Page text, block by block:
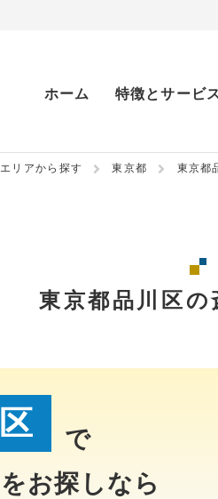
ホーム 特徴とサービ
エリアから探す 東京都 東京都
東京都品川区の
で
をお探しなら